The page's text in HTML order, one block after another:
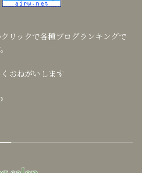
リックで各種ブログランキングで
おねがいします